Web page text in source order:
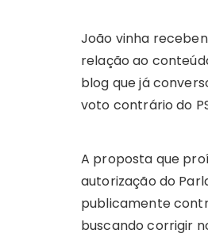
João vinha
relação ao
blog que já
voto contrário do
A proposta que
autorização do
publicamente
buscando corrigir